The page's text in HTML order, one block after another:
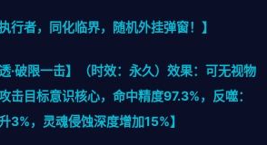
行者，同化临界，随机外挂弹窗！】
·破限一击】（时效：永久）效果：可无视物
击目标意识核心，命中精度97.3%，反噬：
3%，灵魂侵蚀深度增加15%】